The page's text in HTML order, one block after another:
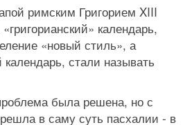
римским Григорием XIII
календарь,
«новый стиль», а
стали называть
была решена, но с
в саму суть пасхалии - в